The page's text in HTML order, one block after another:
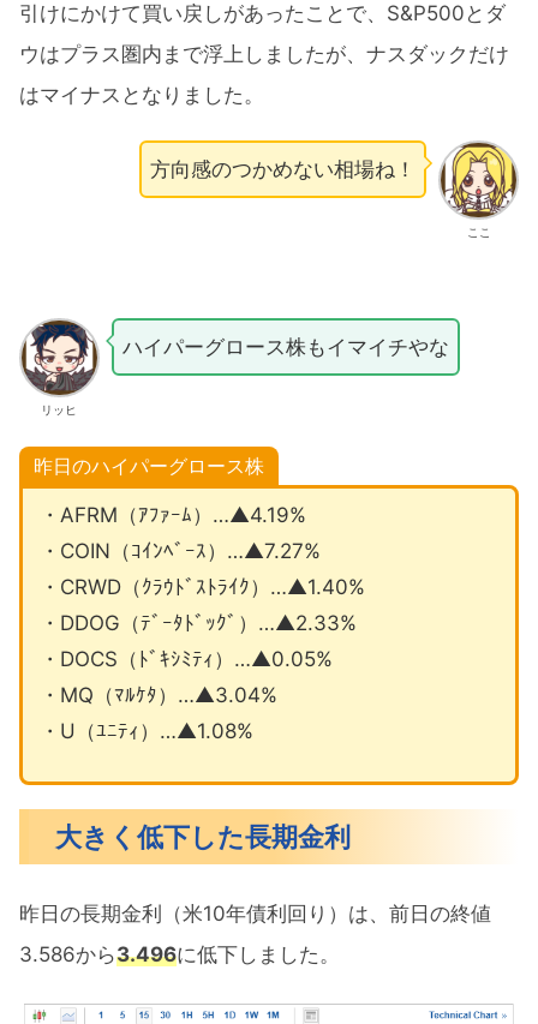
引けにかけて買い戻しがあったことで、S&P500とダ
ウはプラス圏内まで浮上しましたが、ナスダックだけ
はマイナスとなりました。
ここ
方向感のつかめない相場ね！
リッヒ
ハイパーグロース株もイマイチやな
昨日のハイパーグロース株
・AFRM（ｱﾌｧｰﾑ）…▲4.19%
・COIN（ｺｲﾝﾍﾞｰｽ）…▲7.27%
・CRWD（ｸﾗｳﾄﾞｽﾄﾗｲｸ）…▲1.40%
・DDOG（ﾃﾞｰﾀﾄﾞｯｸﾞ）…▲2.33%
・DOCS（ﾄﾞｷｼﾐﾃｨ）…▲0.05%
・MQ（ﾏﾙｹﾀ）…▲3.04%
・U（ﾕﾆﾃｨ）…▲1.08%
大きく低下した長期金利
昨日の長期金利（米10年債利回り）は、前日の終値
3.586から3.496に低下しました。